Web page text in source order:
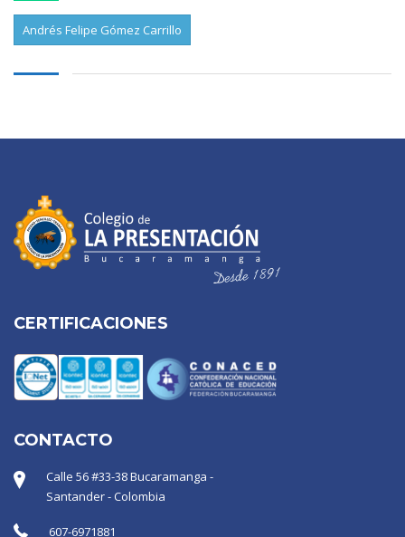
Andrés Felipe Gómez Carrillo
CERTIFICACIONES
CONTACTO
Calle 56 #33-38 Bucaramanga -
Santander - Colombia
607-6971881